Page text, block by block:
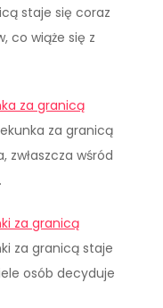
staje się coraz
co wiąże się z
za granicą
za granicą
zwłaszcza wśród
za granicą
za granicą staje
osób decyduje